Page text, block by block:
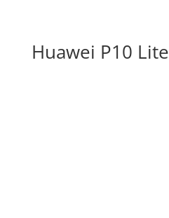
Huawei P10 Lite